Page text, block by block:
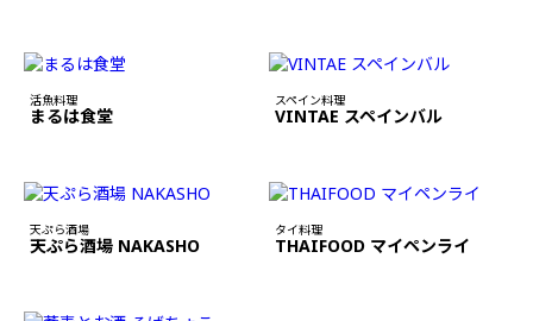
活魚料理
まるは食堂
スペイン料理
VINTAE スペインバル
天ぷら酒場
天ぷら酒場 NAKASHO
タイ料理
THAIFOOD マイペンライ